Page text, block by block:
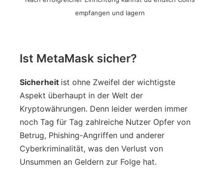
empfangen und lagern
Ist MetaMask sicher?
Sicherheit ist ohne Zweifel der wichtigste
Aspekt überhaupt in der Welt der
Kryptowährungen. Denn leider werden immer
noch Tag für Tag zahlreiche Nutzer Opfer von
Betrug, Phishing-Angriffen und anderer
Cyberkriminalität, was den Verlust von
Unsummen an Geldern zur Folge hat.